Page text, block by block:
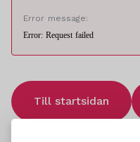
Error message:
Error: Request failed
Till startsidan